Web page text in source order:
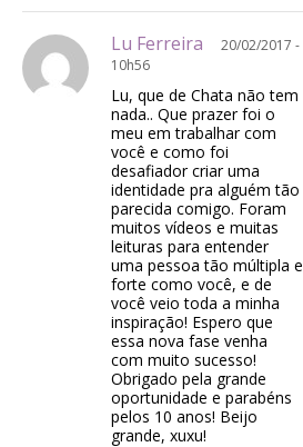
Lu Ferreira
20/02/2017 -
10h56
Lu, que de Chata não tem
nada.. Que prazer foi o
meu em trabalhar com
você e como foi
desafiador criar uma
identidade pra alguém tão
parecida comigo. Foram
muitos vídeos e muitas
leituras para entender
uma pessoa tão múltipla e
forte como você, e de
você veio toda a minha
inspiração! Espero que
essa nova fase venha
com muito sucesso!
Obrigado pela grande
oportunidade e parabéns
pelos 10 anos! Beijo
grande, xuxu!